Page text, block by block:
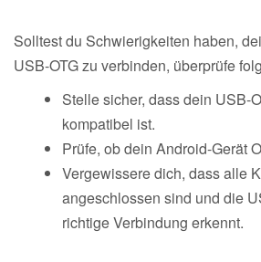
Solltest du Schwierigkeiten haben,
USB-OTG zu verbinden, überprüfe
Stelle sicher, dass dein USB-
kompatibel ist.
Prüfe, ob dein Android-Gerät
Vergewissere dich, dass alle
angeschlossen sind und die
richtige Verbindung erkennt.